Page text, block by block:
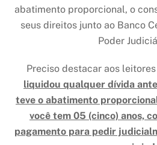
abatimento proporcional, o
seus direitos junto ao Banco
Poder
Preciso destacar aos
liquidou qualquer dívida
teve o abatimento
você tem 05 (cinco) anos,
pagamento para pedir